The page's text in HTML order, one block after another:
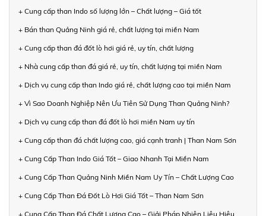
+ Cung cấp than Indo số lượng lớn – Chất lượng – Giá tốt
+ Bán than Quảng Ninh giá rẻ, chất lượng tại miền Nam
+ Cung cấp than đá đốt lò hơi giá rẻ, uy tín, chất lượng
+ Nhà cung cấp than đá giá rẻ, uy tín, chất lượng tại miền Nam
+ Dịch vụ cung cấp than Indo giá rẻ, chất lượng cao tại miền Nam
+ Vì Sao Doanh Nghiệp Nên Ưu Tiên Sử Dụng Than Quảng Ninh?
+ Dịch vụ cung cấp than đá đốt lò hơi miền Nam uy tín
+ Cung cấp than đá chất lượng cao, giá cạnh tranh | Than Nam Sơn
+ Cung Cấp Than Indo Giá Tốt – Giao Nhanh Tại Miền Nam
+ Cung Cấp Than Quảng Ninh Miền Nam Uy Tín – Chất Lượng Cao
+ Cung Cấp Than Đá Đốt Lò Hơi Giá Tốt – Than Nam Sơn
+ Cung Cấp Than Đá Chất Lượng Cao – Giải Pháp Nhiên Liệu Hiệu